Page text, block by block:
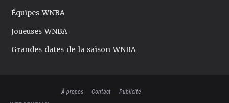
Équipes WNBA
Joueuses WNBA
Grandes dates de la saison WNBA
À propos Contact
Publicité